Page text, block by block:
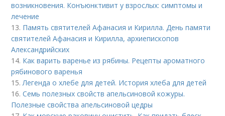
возникновения. Конъюнктивит у взрослых: симптомы и
лечение
13. Память святителей Афанасия и Кирилла. День памяти
святителей Афанасия и Кирилла, архиепископов
Александрийских
14. Как варить варенье из рябины. Рецепты ароматного
рябинового варенья
15.Легенда о хлебе для детей. История хлеба для детей
16.Семь полезных свойств апельсиновой кожуры.
Полезные свойства апельсиновой цедры